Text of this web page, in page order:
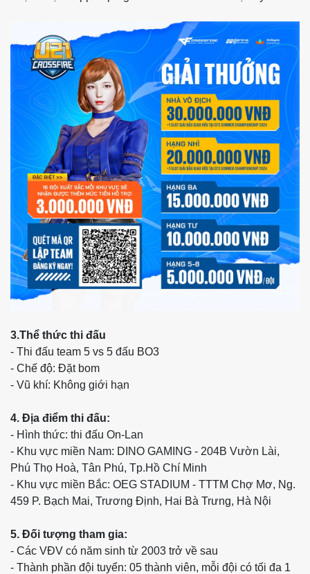
3.Thể thức thi đấu
- Thi đấu team 5 vs 5 đấu BO3
- Chế độ: Đặt bom
- Vũ khí: Không giới hạn
4. Địa điểm thi đấu:
- Hình thức: thi đấu On-Lan
- Khu vực miền Nam: DINO GAMING - 204B Vườn Lài,
Phú Thọ Hoà, Tân Phú, Tp.Hồ Chí Minh
- Khu vực miền Bắc: OEG STADIUM - TTTM Chợ Mơ, Ng.
459 P. Bạch Mai, Trương Định, Hai Bà Trưng, Hà Nội
5. Đối tượng tham gia:
- Các VĐV có năm sinh từ 2003 trở về sau
- Thành phần đội tuyển: 05 thành viên, mỗi đội có tối đa 1